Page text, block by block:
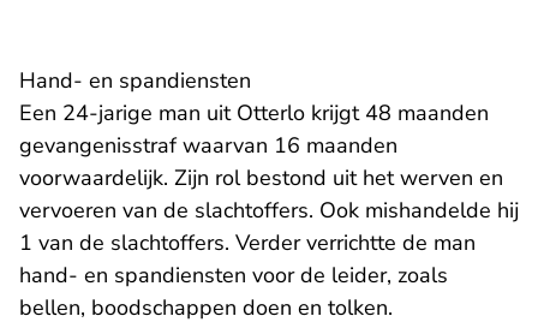
Hand- en spandiensten
Een 24-jarige man uit Otterlo krijgt 48 maanden
gevangenisstraf waarvan 16 maanden
voorwaardelijk. Zijn rol bestond uit het werven en
vervoeren van de slachtoffers. Ook mishandelde hij
1 van de slachtoffers. Verder verrichtte de man
hand- en spandiensten voor de leider, zoals
bellen, boodschappen doen en tolken.